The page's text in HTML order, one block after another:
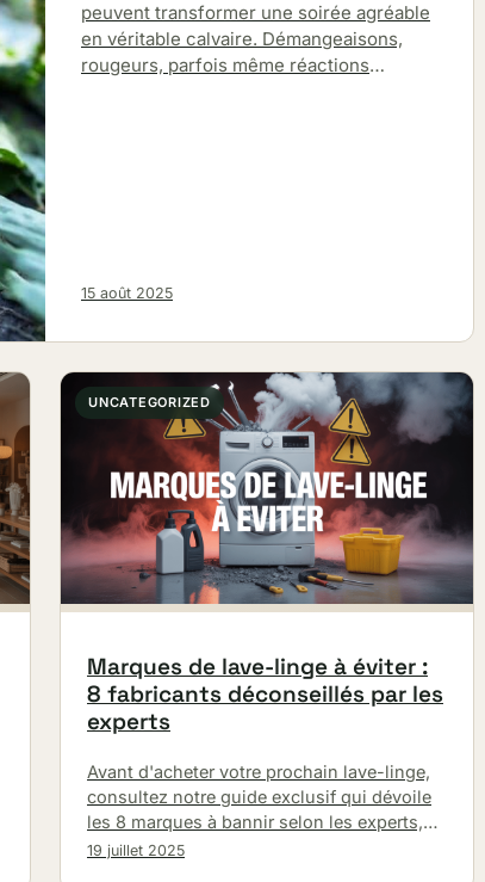
15 août 2025
peuvent transformer une soirée agréable
en véritable calvaire. Démangeaisons,
rougeurs, parfois même réactions
UNCATEGORIZED
Marques de lave-linge à éviter :
8 fabricants déconseillés par les
experts
19 juillet 2025
Avant d'acheter votre prochain lave-linge,
consultez notre guide exclusif qui dévoile
les 8 marques à bannir selon les experts,
pour un investissement sans mauvaise